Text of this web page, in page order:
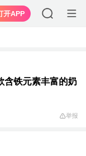
开APP
含铁元素丰富的奶
举报